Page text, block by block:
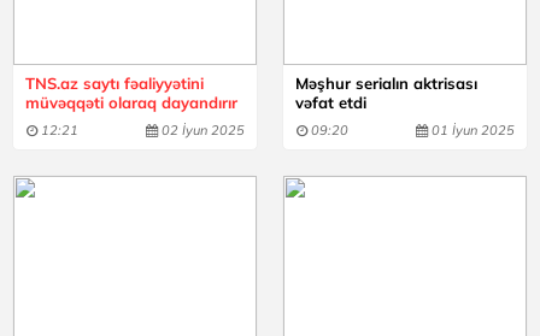
TNS.az saytı fəaliyyətini
müvəqqəti olaraq dayandırır
12:21 02 İyun 2025
Məşhur serialın aktrisası
vəfat etdi
09:20 01 İyun 2025